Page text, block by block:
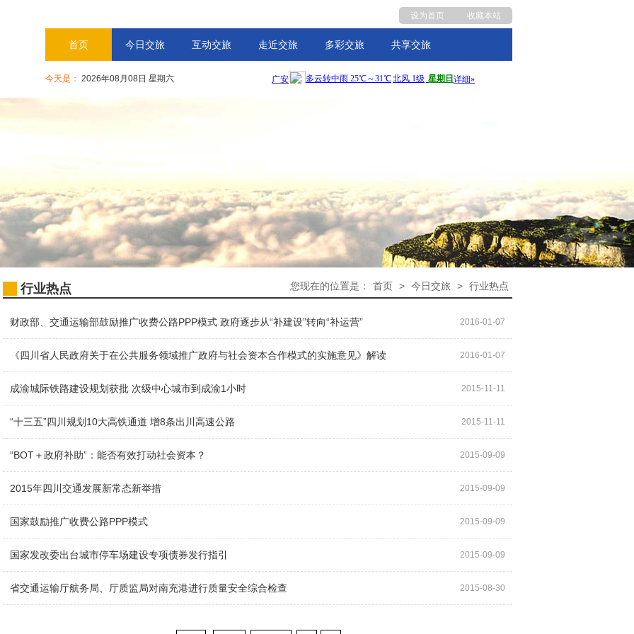
设为首页 收藏本站
今天是： 2026年08月08日 星期六
首页 今日交旅 互动交旅 走近交旅 多彩交旅 共享交旅
您现在的位置是： 首页 > 今日交旅 > 行业热点
行业热点
2016-01-07
财政部、交通运输部鼓励推广收费公路PPP模式 政府逐步从“补建设”转向“补运营”
2016-01-07
《四川省人民政府关于在公共服务领域推广政府与社会资本合作模式的实施意见》解读
2015-11-11
成渝城际铁路建设规划获批 次级中心城市到成渝1小时
2015-11-11
“十三五”四川规划10大高铁通道 增8条出川高速公路
2015-09-09
“BOT＋政府补助”：能否有效打动社会资本？
2015-09-09
2015年四川交通发展新常态新举措
2015-09-09
国家鼓励推广收费公路PPP模式
2015-09-09
国家发改委出台城市停车场建设专项债券发行指引
2015-08-30
省交通运输厅航务局、厅质监局对南充港进行质量安全综合检查